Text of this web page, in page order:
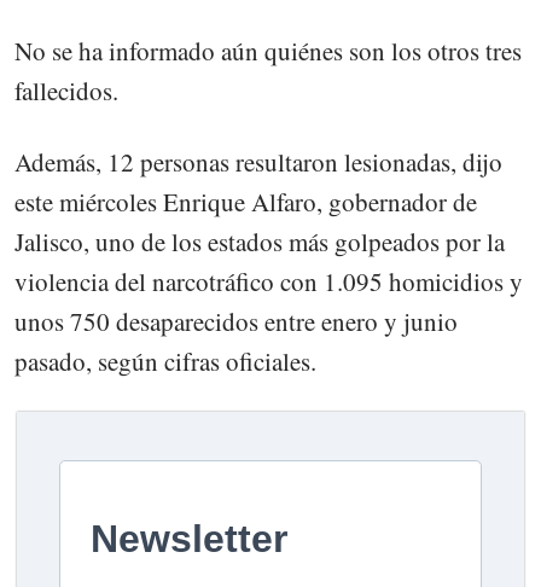
No se ha informado aún quiénes son los otros tres
fallecidos.
Además, 12 personas resultaron lesionadas, dijo
este miércoles Enrique Alfaro, gobernador de
Jalisco, uno de los estados más golpeados por la
violencia del narcotráfico con 1.095 homicidios y
unos 750 desaparecidos entre enero y junio
pasado, según cifras oficiales.